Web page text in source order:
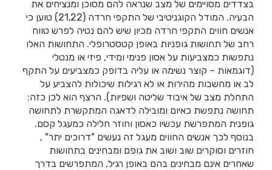
בצדדים מסויימים של מצב שנראה להם מסוכן ומנציחים את
הבעיה. המודל הקוגניטיבי של התקפי חרדה (21,22) טוען כי
אנשים חווים התקפי חרדה מכיון שיש להם נטיה לפרש טווח
רחב של תחושות גופניות באופן קטסטרופלי. התחושות האלו
נתפשות כמצביעות על אסון פנימי ומידי, פיזי או מנטלי
(דוגמאות – קוצר נשימה או עליה בדופק כמצביעים על התקף
לב או מחשבות מהירות או לא רגילות שיכולות להצביע על
התחלת מצב של איבוד שליטה ושפיות). הרצף הוא לכן כזה:
תחושה נתפשת כאיום ומובילה לדאגה המתקשרת לתחושה
גופנית המתפרשת עכשיו כאסון וחוזר חלילה כמעגל קסם.
בנוסף לכך אנשים החווים מעגל זה נעשים "דרוכים יתר" ,
חוזרים וסוקרים שוב ושוב את גופם ומבחינים בתחושות
שאחרים אינם מבחינים בהם באופן רגיל, המתפרשים בדרך